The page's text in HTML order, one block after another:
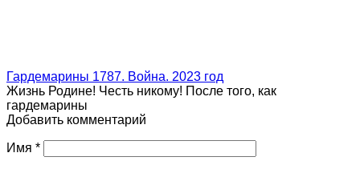
Гардемарины 1787. Война. 2023 год
Жизнь Родине! Честь никому! После того, как
гардемарины
Добавить комментарий
Имя *